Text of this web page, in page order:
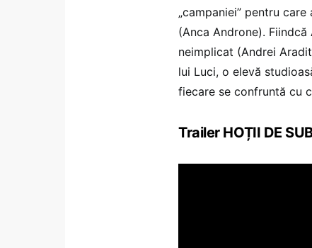
„campaniei” pentru
(Anca Androne).
neimplicat (Andrei
lui Luci, o elevă
fiecare se confruntă cu
Trailer HOȚII DE